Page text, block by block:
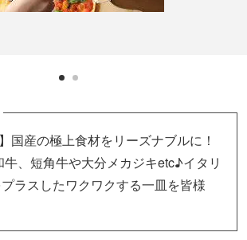
国産の極上食材をリーズナブルに！
、短角牛や大分メカジキetc♪イタリ
ラスしたワクワクする一皿を皆様